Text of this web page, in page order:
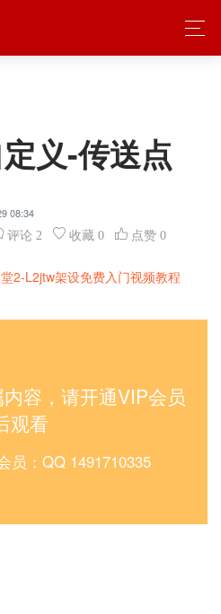
义-传送点
08:34
评论 2 收藏 0 点赞 0
2-L2jtw架设免费入门视频教程
容，请开通VIP会员
观看
员：QQ 1491710335